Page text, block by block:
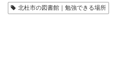
北杜市の図書館｜勉強できる場所